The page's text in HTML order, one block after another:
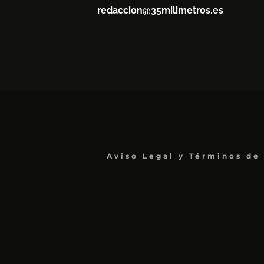
redaccion@35milimetros.es
Aviso Legal y Términos de